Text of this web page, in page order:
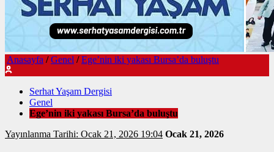
Anasayfa / Genel / Ege’nin iki yakası Bursa’da buluştu
Serhat Yaşam Dergisi
Genel
Ege’nin iki yakası Bursa’da buluştu
Yayınlanma Tarihi: Ocak 21, 2026 19:04 Ocak 21, 2026